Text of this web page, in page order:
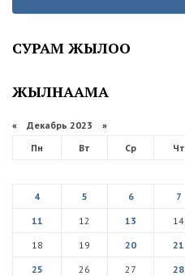
СУРАМ ЖЫЛОО
ЖЫЛНААМА
« Декабрь 2023 »
Пн
Вт Ср Чт
4
5 6 7
11
12 13 14
18
19 20 21
25
26 27 28